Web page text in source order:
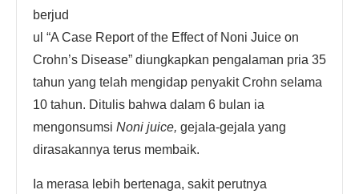
berjud
ul “A Case Report of the Effect of Noni Juice on
Crohn’s Disease” diungkapkan pengalaman pria 35
tahun yang telah mengidap penyakit Crohn selama
10 tahun. Ditulis bahwa dalam 6 bulan ia
mengonsumsi Noni juice, gejala-gejala yang
dirasakannya terus membaik.
Ia merasa lebih bertenaga, sakit perutnya